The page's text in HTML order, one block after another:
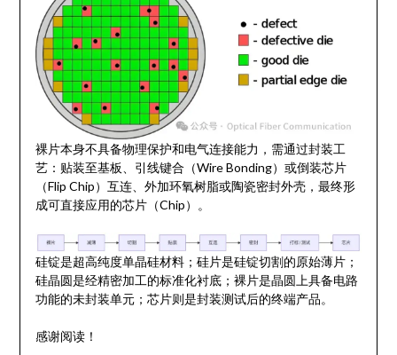
裸片本身不具备物理保护和电气连接能力，需通过封装工
艺：贴装至基板、引线键合（Wire Bonding）或倒装芯片
（Flip Chip）互连、外加环氧树脂或陶瓷密封外壳，最终形
成可直接应用的芯片（Chip）。
硅锭是超高纯度单晶硅材料；硅片是硅锭切割的原始薄片；
硅晶圆是经精密加工的标准化衬底；裸片是晶圆上具备电路
功能的未封装单元；芯片则是封装测试后的终端产品。
感谢阅读！